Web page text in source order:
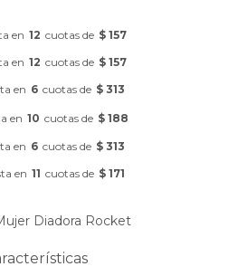
en 12 cuotas de $ 157
en 12 cuotas de $ 157
en 6 cuotas de $ 313
en 10 cuotas de $ 188
en 6 cuotas de $ 313
en 11 cuotas de $ 171
Diadora Rocket